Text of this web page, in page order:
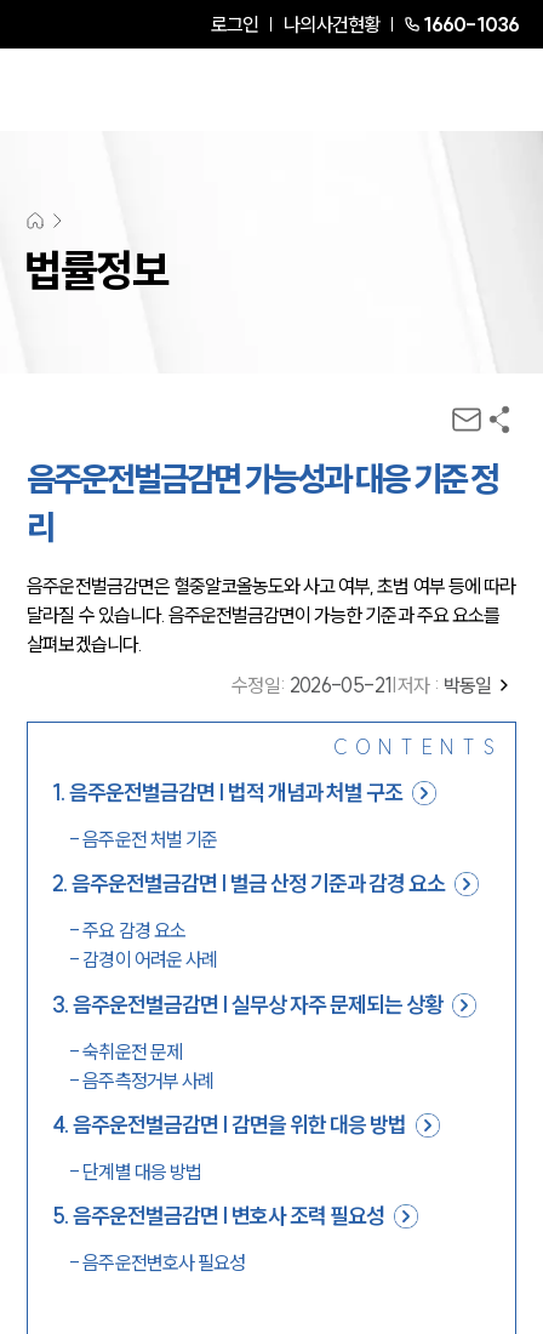
로그인 나의사건현황 1660-1036
법률정보
음주운전벌금감면 가능성과 대응 기준 정
리
음주운전벌금감면은 혈중알코올농도와 사고 여부, 초범 여부 등에 따라
달라질 수 있습니다. 음주운전벌금감면이 가능한 기준과 주요 요소를
살펴보겠습니다.
수정일: 2026-05-21 저자 : 박동일
CONTENTS
1.음주운전벌금감면 | 법적 개념과 처벌 구조
-음주운전 처벌 기준
2.음주운전벌금감면 | 벌금 산정 기준과 감경 요소
-주요 감경 요소
- 감경이 어려운 사례
3.음주운전벌금감면 | 실무상 자주 문제되는 상황
-숙취운전 문제
-음주측정거부 사례
4.음주운전벌금감면 | 감면을 위한 대응 방법
- 단계별 대응 방법
5.음주운전벌금감면 | 변호사 조력 필요성
-음주운전변호사 필요성